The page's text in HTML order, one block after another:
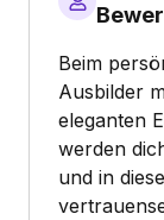
Beim
Ausbilder
eleganten
werden
und in